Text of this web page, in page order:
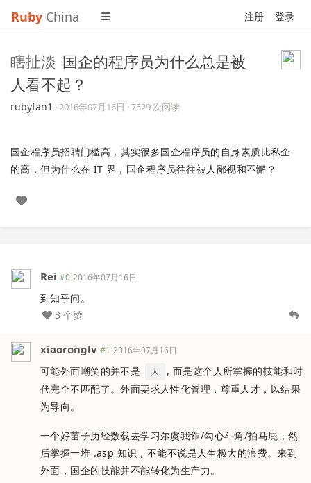
Ruby China 注册 登录
瞎扯淡 国企的程序员为什么总是被
人看不起？
rubyfan1 ·2016年07月16日 · 7529 次阅读
国企程序员招聘门槛高，其实很多国企程序员的自身素质比私企
的高，但为什么在 IT 界，国企程序员往往被人鄙视和不懈？
Rei #0 2016年07月16日
到知乎问。
3 个赞
xiaoronglv #1 2016年07月16日
可能外面嘲笑的并不是 人
, 而是这个人所掌握的技能和时
代完全不匹配了。外面要求人性化管理，尊重人才，以结果
为导向。
一个好苗子历经数载去学习尔虞我诈/勾心斗角/拍马屁，然
后掌握一堆 .asp 知识，不能不说是人生极大的浪费。来到
外面，国企的技能并不能转化为生产力。